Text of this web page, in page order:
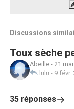
Discussions
Toux sèche
Abeille - 21
lulu - 9 févr.
35 réponses